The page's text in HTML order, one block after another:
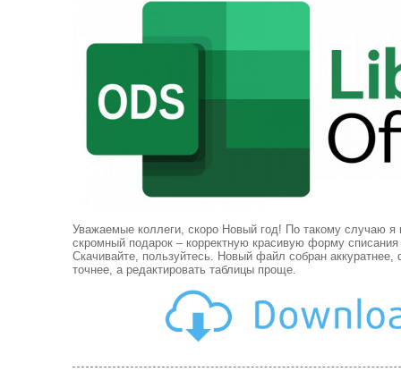
Уважаемые коллеги, скоро Новый год! По такому случаю я
скромный подарок – корректную красивую форму
Скачивайте, пользуйтесь. Новый файл собран
точнее, а редактировать таблицы проще.